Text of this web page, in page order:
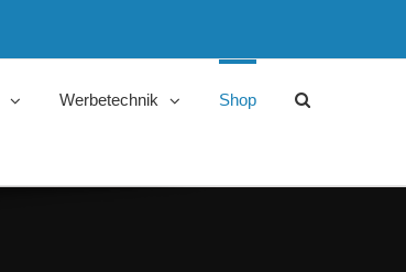
Werbetechnik Shop